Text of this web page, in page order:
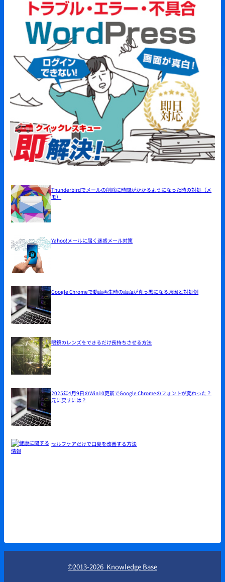
Thunderbirdでメールの削除に時間がかかるようになった時の対処（メ
モ）
Yahoo!メールに届く迷惑メール対策
Google Chromeで動画再生時の画面が真っ黒になる原因と対処例
眼鏡のレンズをできるだけ長持ちさせる方法
2025年4月9日のWin10更新でGoogle Chromeのフォントが変わった？
元に戻すには？
セルフケアだけで口臭を改善する方法
©2013-2026 Knowledge Base